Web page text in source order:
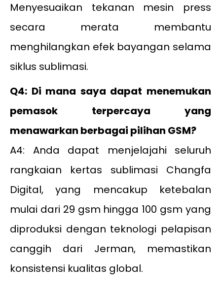
Menyesuaikan tekanan mesin press
secara merata membantu
menghilangkan efek bayangan selama
siklus sublimasi.
Q4: Di mana saya dapat menemukan
pemasok terpercaya yang
menawarkan berbagai pilihan GSM?
A4: Anda dapat menjelajahi seluruh
rangkaian kertas sublimasi Changfa
Digital, yang mencakup ketebalan
mulai dari 29 gsm hingga 100 gsm yang
diproduksi dengan teknologi pelapisan
canggih dari Jerman, memastikan
konsistensi kualitas global.